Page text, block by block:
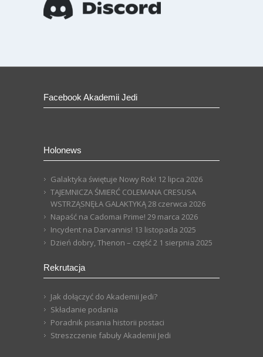
Facebook Akademii Jedi
Holonews
Galaktyka świętuje Nowy Rok! 12 lipca 2026
TAJEMNICZA ŚMIERĆ COLEMANA CRESUSA
WSTRZĄSNĘŁA GALAKTYKĄ28 czerwca 2026
Napaść na Cadomai Prime! 29 marca 2026
Incydent na Darvannis! 13 listopada 2025
Dzień dobry, Thenon – część 2 1 sierpnia 2025
Rekrutacja
Jak dołączyć do Akademii Jedi?
Składanie podania
Poradnik pisania historii postaci
Streszczenie fabuły Akademii Jedi